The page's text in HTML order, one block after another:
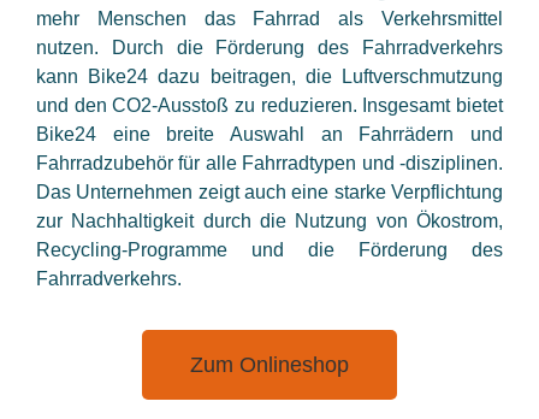
mehr Menschen das Fahrrad als Verkehrsmittel
nutzen. Durch die Förderung des Fahrradverkehrs
kann Bike24 dazu beitragen, die Luftverschmutzung
und den CO2-Ausstoß zu reduzieren. Insgesamt bietet
Bike24 eine breite Auswahl an Fahrrädern und
Fahrradzubehör für alle Fahrradtypen und -disziplinen.
Das Unternehmen zeigt auch eine starke Verpflichtung
zur Nachhaltigkeit durch die Nutzung von Ökostrom,
Recycling-Programme und die Förderung des
Fahrradverkehrs.
Zum Onlineshop